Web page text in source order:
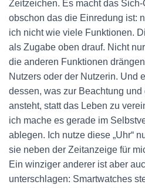
Zeitzeichen. Es macht das
obschon das die Einredung ist:
ich nicht wie viele Funktionen.
als Zugabe oben drauf. Nicht
die anderen Funktionen
Nutzers oder der Nutzerin. Und
dessen, was zur Beachtung und
ansteht, statt das Leben zu
ich mache es gerade im
ablegen. Ich nutze diese „Uhr“
sie neben der Zeitanzeige für
Ein winziger anderer ist aber
unterschlagen: Smartwatches